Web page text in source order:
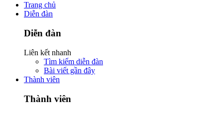
Trang chủ
Diễn đàn
Diễn đàn
Liên kết nhanh
Tìm kiếm diễn đàn
Bài viết gần đây
Thành viên
Thành viên